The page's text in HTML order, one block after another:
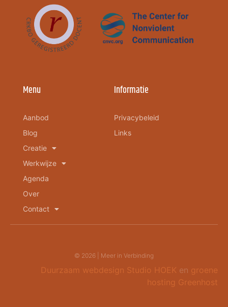
Menu
Aanbod
Blog
Creatie
Werkwijze
Agenda
Over
Contact
Informatie
Privacybeleid
Links
© 2026 | Meer in Verbinding
Duurzaam webdesign Studio HOEK en groene
hosting Greenhost